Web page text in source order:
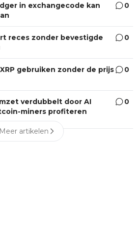
in exchangecode kan
0
reces zonder bevestigde
0
gebruiken zonder de prijs
0
verdubbelt door AI
miners profiteren
0
Meer artikelen